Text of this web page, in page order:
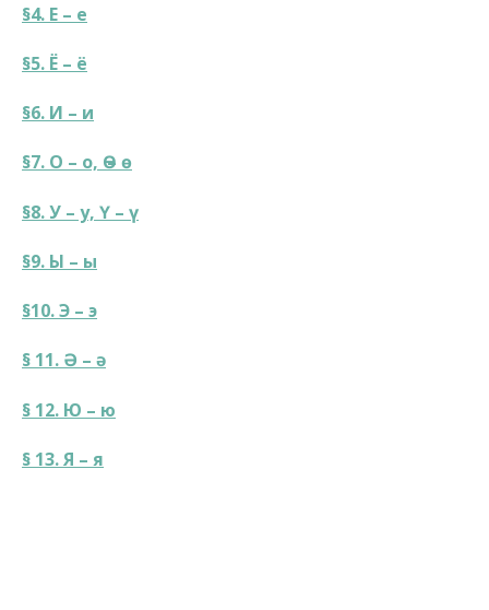
§4. Е – е
§5. Ё – ё
§6. И – и
§7. О – о, Ө – ө
§8. У – у, Ү – ү
§9. Ы – ы
§10. Э – э
§ 11. Ә – ә
§ 12. Ю – ю
§ 13. Я – я